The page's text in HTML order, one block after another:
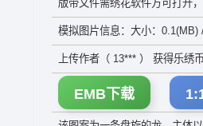
版带文件需绣花软件方可打开
模拟图片信息：大小：0.1(MB)
上传作者（ 13*** ） 获得乐绣
EMB下载